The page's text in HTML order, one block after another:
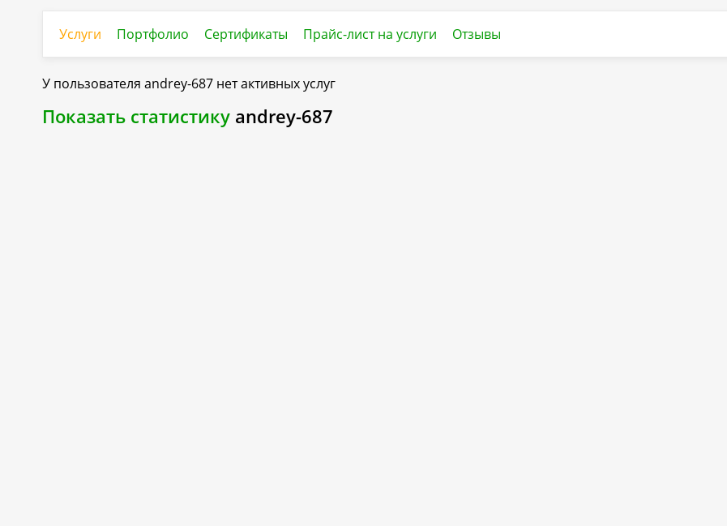
Услуги Портфолио Сертификаты Прайс-лист на услуги Отзывы
У пользователя andrey-687 нет активных услуг
Показать статистику andrey-687